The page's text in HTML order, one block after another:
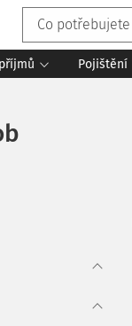
Pojištění